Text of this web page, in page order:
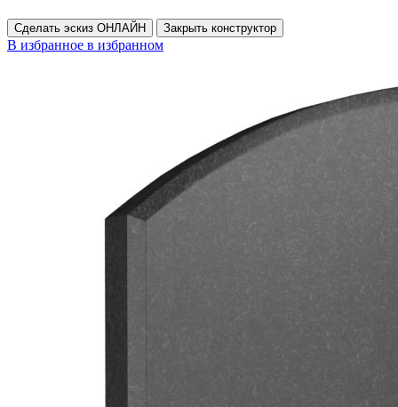
Сделать эскиз ОНЛАЙН Закрыть конструктор
В избранное в избранном